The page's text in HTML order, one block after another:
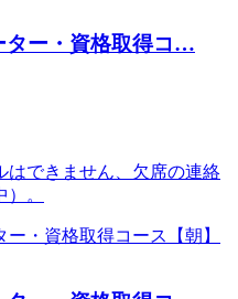
ー・資格取得コ…
できません、欠席の連絡
。